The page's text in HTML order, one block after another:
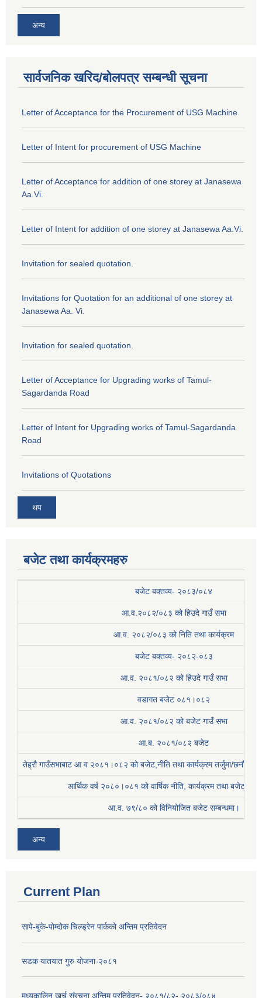
अन्य
सार्वजनिक खरिद/बोलपत्र सम्बन्धी सूचना
Letter of Acceptance for the Procurement of USG Machine
Letter of Intent for procurement of USG Machine
Letter of Acceptance for addition of one storey at Janasewa
Aa.Vi.
Letter of Intent for addition of one storey at Janasewa Aa.Vi.
Invitation for sealed quotation.
Invitations for Quotation for an additional of one storey at
Janasewa Aa. Vi.
Invitation for sealed quotation.
Letter of Acceptance for Upgrading works of Tamul-
Sagardanda Road
Letter of Intent for Upgrading works of Tamul-Sagardanda
Road
Invitations of Quotations
थप
बजेट तथा कार्यक्रमहरु
बजेट बक्तव्य- २०८३/०८४
आ.व.२०८२/०८३ को हिउदे गाउँ सभा
आ.व. २०८२/०८३ को निति तथा कार्यक्रम
बजेट बक्तव्य- २०८२-०८३
आ.व. २०८१/०८२ को हिउदे गाउँ सभा
वडागत बजेट ०८१।०८२
आ.व. २०८१/०८२ को बजेट गाउँ सभा
आ.ब. २०८१/०८२ बजेट
तेह्रौ गाउँसभाबाट आ व २०८१।०८२ को बजेट,नीति तथा कार्यक्रम तर्जुमा/छनौट
आर्थिक वर्ष २०८०।०८१ काे वार्षिक नीति, कार्यक्रम तथा बजेट
आ.व. ७९/८० को विनियोजित बजेट सम्बन्धमा।
अन्य
Current Plan
सापे-बुके-पोम्दोक चिल्ड्रेन पार्कको अन्तिम प्रतिवेदन
सडक यातयात गुरु योजना-२०८१
मध्यकालिन खर्च संरचना अन्तिम प्रतिवेदन- २०८१/८२- २०८३/०८४